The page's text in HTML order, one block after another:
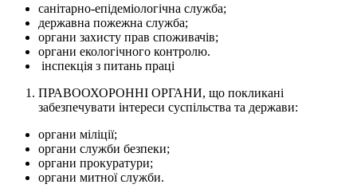
санітарно-епідеміологічна служба;
державна пожежна служба;
органи захисту прав споживачів;
органи екологічного контролю.
інспекція з питань праці
ПРАВООХОРОННІ ОРГАНИ, що покликані
забезпечувати інтереси суспільства та держави:
органи міліції;
органи служби безпеки;
органи прокуратури;
органи митної служби.